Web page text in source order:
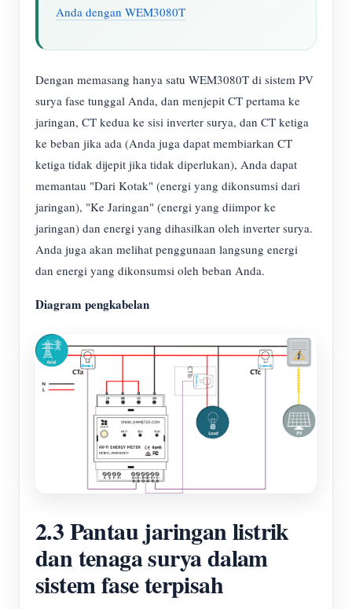
Anda dengan WEM3080T
Dengan memasang hanya satu WEM3080T di sistem PV
surya fase tunggal Anda, dan menjepit CT pertama ke
jaringan, CT kedua ke sisi inverter surya, dan CT ketiga
ke beban jika ada (Anda juga dapat membiarkan CT
ketiga tidak dijepit jika tidak diperlukan), Anda dapat
memantau "Dari Kotak" (energi yang dikonsumsi dari
jaringan), "Ke Jaringan" (energi yang diimpor ke
jaringan) dan energi yang dihasilkan oleh inverter surya.
Anda juga akan melihat penggunaan langsung energi
dan energi yang dikonsumsi oleh beban Anda.
Diagram pengkabelan
2.3 Pantau jaringan listrik
dan tenaga surya dalam
sistem fase terpisah